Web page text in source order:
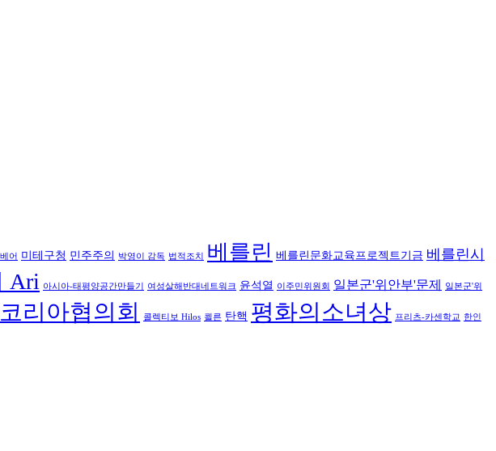
어 미테구청 민주주의 박영이 감독 법적조치 베를린 베를린문화교육프로젝트기금 베를린시
Ari 아시아-태평양공간만들기 여성살해반대네트워크 윤석열 이주민위원회 일본군'위안부'문제 일본군'위
코리아협의회 콜렉티보 Hilos 쾰른 탄핵 평화의소녀상 프리츠-카센학교 한인